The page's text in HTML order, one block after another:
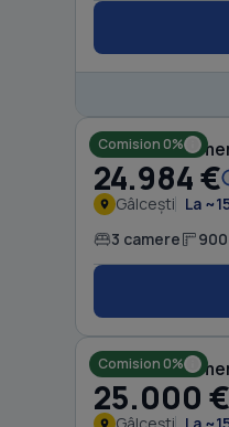
Comision 0%
Casă cu 3
24.984 €
Gâlcești La
3 camere
Comision 0%
Casă cu 3
25.000 €